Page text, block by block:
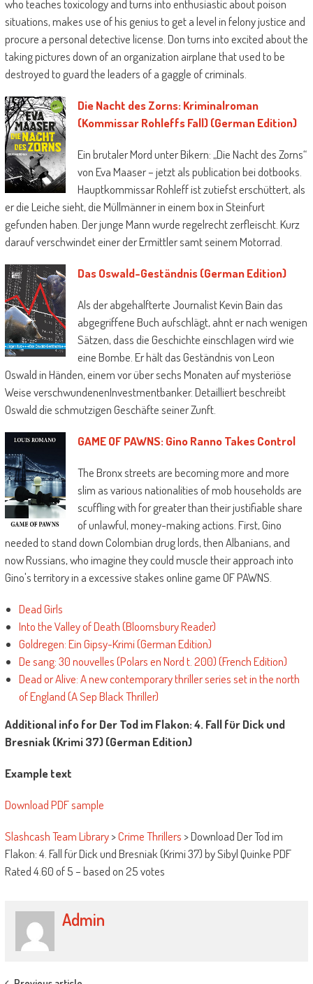
who teaches toxicology and turns into enthusiastic about poison
situations, makes use of his genius to get a level in felony justice and
procure a personal detective license. Don turns into excited about the
taking pictures down of an organization airplane that used to be
destroyed to guard the leaders of a gaggle of criminals.
Die Nacht des Zorns: Kriminalroman
(Kommissar Rohleffs Fall) (German Edition)
Ein brutaler Mord unter Bikern: „Die Nacht des Zorns“
von Eva Maaser – jetzt als publication bei dotbooks.
Hauptkommissar Rohleff ist zutiefst erschüttert, als
er die Leiche sieht, die Müllmänner in einem box in Steinfurt
gefunden haben. Der junge Mann wurde regelrecht zerfleischt. Kurz
darauf verschwindet einer der Ermittler samt seinem Motorrad.
Das Oswald-Geständnis (German Edition)
Als der abgehalfterte Journalist Kevin Bain das
abgegriffene Buch aufschlägt, ahnt er nach wenigen
Sätzen, dass die Geschichte einschlagen wird wie
eine Bombe. Er hält das Geständnis von Leon
Oswald in Händen, einem vor über sechs Monaten auf mysteriöse
Weise verschwundenenInvestmentbanker. Detailliert beschreibt
Oswald die schmutzigen Geschäfte seiner Zunft.
GAME OF PAWNS: Gino Ranno Takes Control
The Bronx streets are becoming more and more
slim as various nationalities of mob households are
scuffling with for greater than their justifiable share
of unlawful, money-making actions. First, Gino
needed to stand down Colombian drug lords, then Albanians, and
now Russians, who imagine they could muscle their approach into
Gino's territory in a excessive stakes online game OF PAWNS.
Dead Girls
Into the Valley of Death (Bloomsbury Reader)
Goldregen: Ein Gipsy-Krimi (German Edition)
De sang: 30 nouvelles (Polars en Nord t. 200) (French Edition)
Dead or Alive: A new contemporary thriller series set in the north
of England (A Sep Black Thriller)
Additional info for Der Tod im Flakon: 4. Fall für Dick und
Bresniak (Krimi 37) (German Edition)
Example text
Download PDF sample
Slashcash Team Library>Crime Thrillers >Download Der Tod im
Flakon: 4. Fall für Dick und Bresniak (Krimi 37) by Sibyl Quinke PDF
Rated4.60of5– based on25votes
Admin